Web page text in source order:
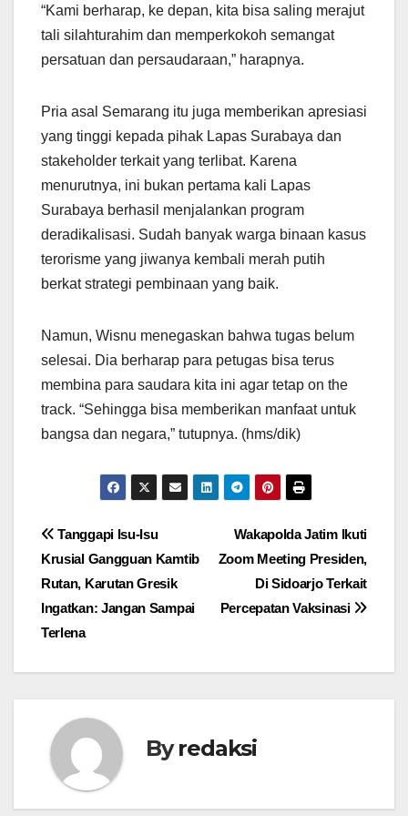
“Kami berharap, ke depan, kita bisa saling merajut
tali silahturahim dan memperkokoh semangat
persatuan dan persaudaraan,” harapnya.
Pria asal Semarang itu juga memberikan apresiasi
yang tinggi kepada pihak Lapas Surabaya dan
stakeholder terkait yang terlibat. Karena
menurutnya, ini bukan pertama kali Lapas
Surabaya berhasil menjalankan program
deradikalisasi. Sudah banyak warga binaan kasus
terorisme yang jiwanya kembali merah putih
berkat strategi pembinaan yang baik.
Namun, Wisnu menegaskan bahwa tugas belum
selesai. Dia berharap para petugas bisa terus
membina para saudara kita ini agar tetap on the
track. “Sehingga bisa memberikan manfaat untuk
bangsa dan negara,” tutupnya. (hms/dik)
Navigasi
pos
Wakapolda Jatim Ikuti
Zoom Meeting Presiden,
Di Sidoarjo Terkait
Percepatan Vaksinasi
Tanggapi Isu-Isu
Krusial Gangguan Kamtib
Rutan, Karutan Gresik
Ingatkan: Jangan Sampai
Terlena
Byredaksi